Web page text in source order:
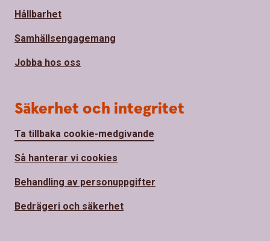
Hållbarhet
Samhällsengagemang
Jobba hos oss
Säkerhet och integritet
Ta tillbaka cookie-medgivande
Så hanterar vi cookies
Behandling av personuppgifter
Bedrägeri och säkerhet